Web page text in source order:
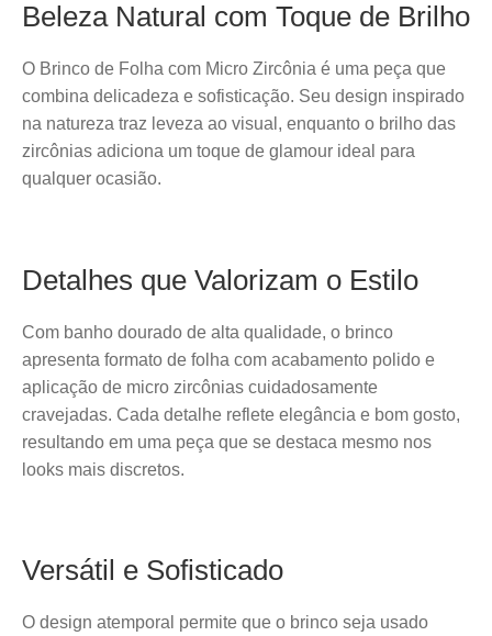
Beleza Natural com Toque de Brilho
O Brinco de Folha com Micro Zircônia é uma peça que
combina delicadeza e sofisticação. Seu design inspirado
na natureza traz leveza ao visual, enquanto o brilho das
zircônias adiciona um toque de glamour ideal para
qualquer ocasião.
Detalhes que Valorizam o Estilo
Com banho dourado de alta qualidade, o brinco
apresenta formato de folha com acabamento polido e
aplicação de micro zircônias cuidadosamente
cravejadas. Cada detalhe reflete elegância e bom gosto,
resultando em uma peça que se destaca mesmo nos
looks mais discretos.
Versátil e Sofisticado
O design atemporal permite que o brinco seja usado